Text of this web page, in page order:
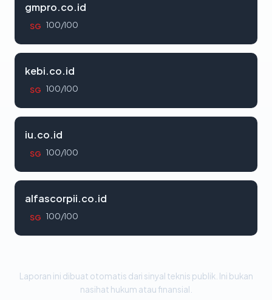
gmpro.co.id
SG 100/100
kebi.co.id
SG 100/100
iu.co.id
SG 100/100
alfascorpii.co.id
SG 100/100
Laporan ini dibuat otomatis dari sinyal teknis publik. Ini bukan
nasihat hukum atau finansial.